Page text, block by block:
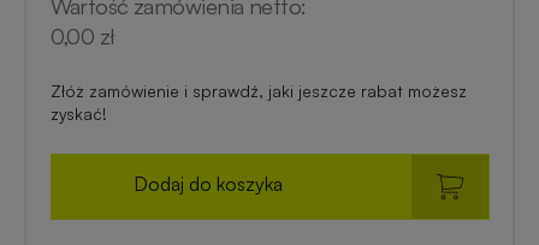
0,00 zł
Złóż zamówienie i sprawdź, jaki jeszcze rabat możesz
zyskać!
Dodaj do koszyka